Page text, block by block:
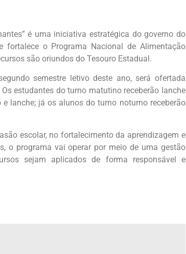
é uma iniciativa estratégica do governo do
fortalece o Programa Nacional de Alimentação
são oriundos do Tesouro Estadual.
semestre letivo deste ano, será ofertada
estudantes do turno matutino receberão lanche
lanche; já os alunos do turno noturno receberão
escolar, no fortalecimento da aprendizagem e
o programa vai operar por meio de uma gestão
sejam aplicados de forma responsável e